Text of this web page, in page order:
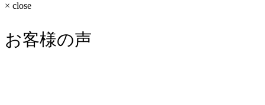
× close
お客様の声